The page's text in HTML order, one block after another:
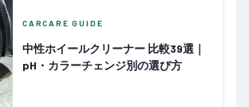
CARCARE GUIDE
中性ホイールクリーナー 比較39選｜
pH・カラーチェンジ別の選び方